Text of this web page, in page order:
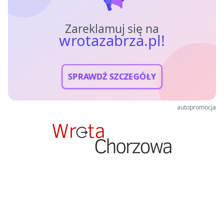
Zareklamuj się na
wrotazabrza.pl!
SPRAWDŹ SZCZEGÓŁY
autopromocja